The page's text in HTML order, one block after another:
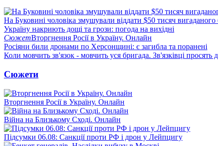
На Буковині чоловіка змушували віддати $50 тисяч вигаданого
Україну накриють дощі та грози: погода на вихідні
СюжетВторгнення Росії в Україну. Онлайн
Росіяни били дронами по Херсонщині: є загибла та поранені
Коли мовчить зв'язок - мовчить уся бригада. Зв'язківці просять
Сюжети
Вторгнення Росії в Україну. Онлайн
Війна на Близькому Сході. Онлайн
Підсумки 06.08: Санкції проти РФ і дрон у Лейпцигу